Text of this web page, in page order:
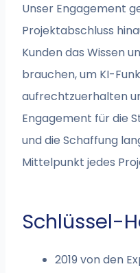
Unser Engagement
Projektabschluss
Kunden das Wissen
brauchen, um KI-
aufrechtzuerhalten
Engagement für die
und die Schaffung
Mittelpunkt jedes
Schlüssel-
2019 von den